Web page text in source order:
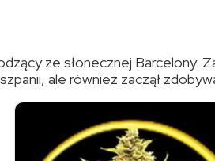
ze słonecznej Barcelony.
ale również zaczął